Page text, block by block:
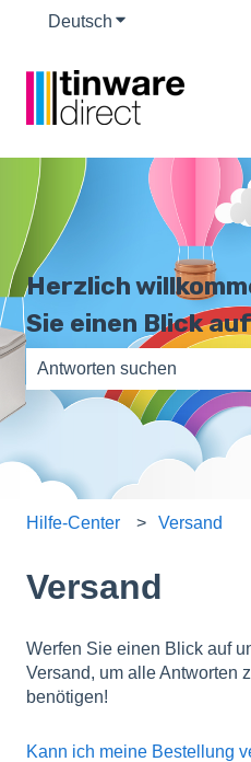
Deutsch Untermenü für
Herzlich
Sie einen Blick
Es gibt keine Vorschläge,
Hilfe-Center Versand
Versand
Werfen Sie einen Blick auf
Versand, um alle Antworten
benötigen!
Kann ich meine Bestellung